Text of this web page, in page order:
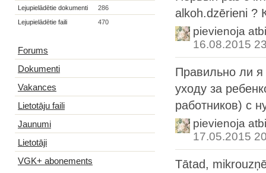
Lejupielādētie dokumenti
286
Lejupielādētie faili
470
Forums
Dokumenti
Vakances
Lietotāju faili
Jaunumi
Lietotāji
VGK+ abonements
alkoh.dzērieni ?
pievienoja
16.08.2015
Правильно ли я
уходу за
работников) с
pievienoja
17.05.2015
Tātad,